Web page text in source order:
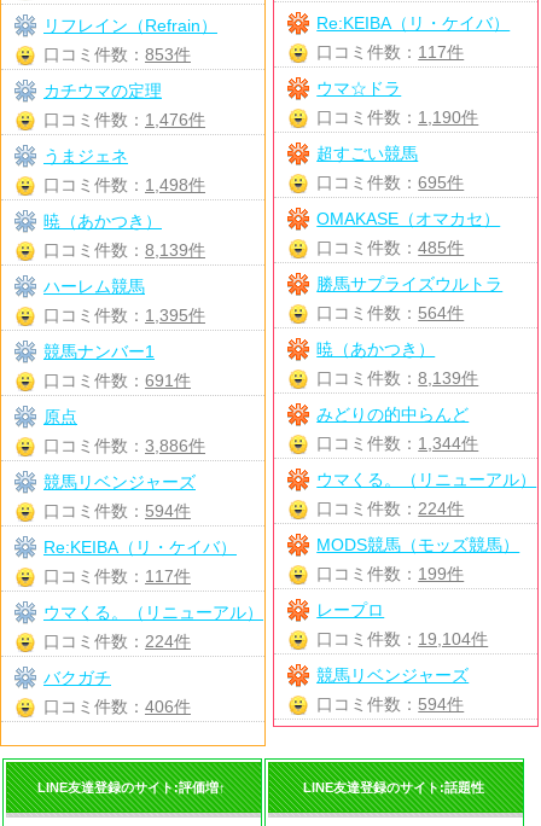
Re:KEIBA（リ・ケイバ）
口コミ件数： 117件
ウマ☆ドラ
口コミ件数： 1,190件
超すごい競馬
口コミ件数：695件
OMAKASE（オマカセ）
口コミ件数：485件
勝馬サプライズウルトラ
口コミ件数： 564件
暁（あかつき）
口コミ件数：8,139件
みどりの的中らんど
口コミ件数： 1,344件
ウマくる。（リニューアル）
口コミ件数： 224件
MODS競馬（モッズ競馬）
口コミ件数： 199件
レープロ
口コミ件数： 19,104件
競馬リベンジャーズ
口コミ件数： 594件
リフレイン（Refrain）
口コミ件数： 853件
カチウマの定理
口コミ件数： 1,476件
うまジェネ
口コミ件数： 1,498件
暁（あかつき）
口コミ件数： 8,139件
ハーレム競馬
口コミ件数： 1,395件
競馬ナンバー1
口コミ件数： 691件
原点
口コミ件数： 3,886件
競馬リベンジャーズ
口コミ件数： 594件
Re:KEIBA（リ・ケイバ）
口コミ件数： 117件
ウマくる。（リニューアル）
口コミ件数： 224件
バクガチ
口コミ件数： 406件
LINE友達登録のサイト:評価増↑ LINE友達登録のサイト:話題性